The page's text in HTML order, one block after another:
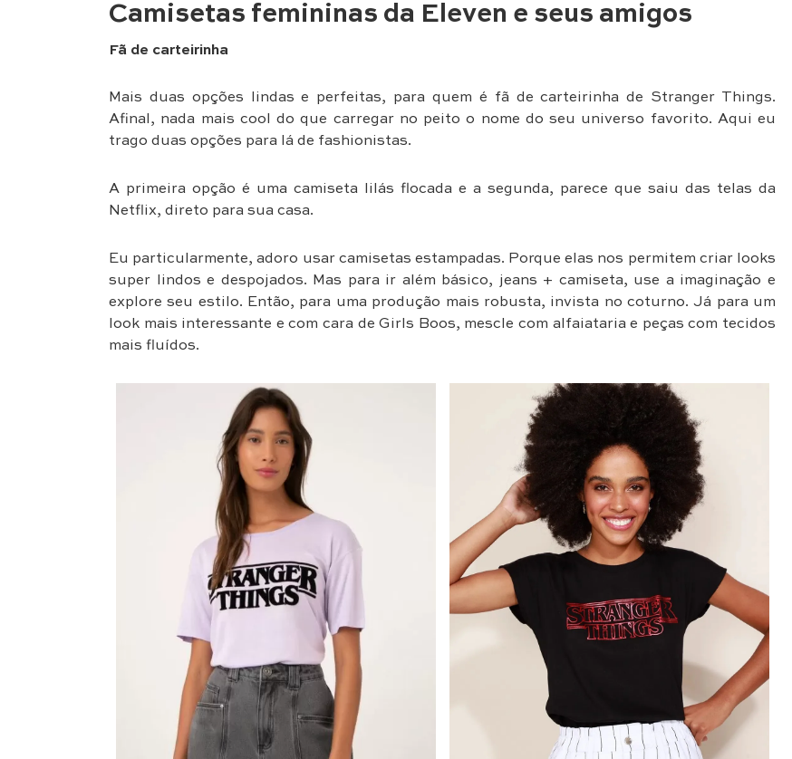
Camisetas femininas da Eleven e seus amigos
Fã de carteirinha
Mais duas opções lindas e perfeitas, para quem é fã de carteirinha de Stranger Things.
Afinal, nada mais cool do que carregar no peito o nome do seu universo favorito. Aqui eu
trago duas opções para lá de fashionistas.
A primeira opção é uma camiseta lilás flocada e a segunda, parece que saiu das telas da
Netflix, direto para sua casa.
Eu particularmente, adoro usar camisetas estampadas. Porque elas nos permitem criar looks
super lindos e despojados. Mas para ir além básico, jeans + camiseta, use a imaginação e
explore seu estilo. Então, para uma produção mais robusta, invista no coturno. Já para um
look mais interessante e com cara de Girls Boos, mescle com alfaiataria e peças com tecidos
mais fluídos.